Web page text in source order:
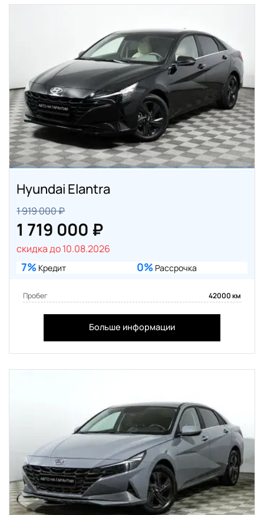
Hyundai Elantra
1 919 000 ₽
1 719 000 ₽
скидка до 10.08.2026
7% Кредит 0% Рассрочка
Пробег 42000 км
Больше информации